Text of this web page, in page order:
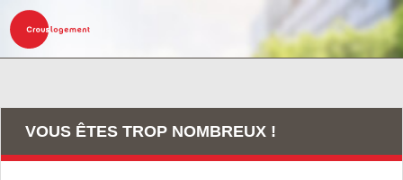
VOUS ÊTES TROP NOMBREUX !